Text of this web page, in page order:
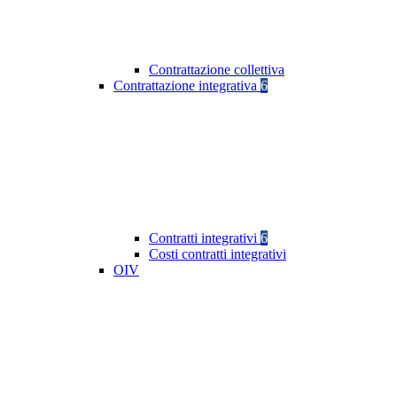
Contrattazione collettiva
Contrattazione integrativa 6
Contratti integrativi 6
Costi contratti integrativi
OIV